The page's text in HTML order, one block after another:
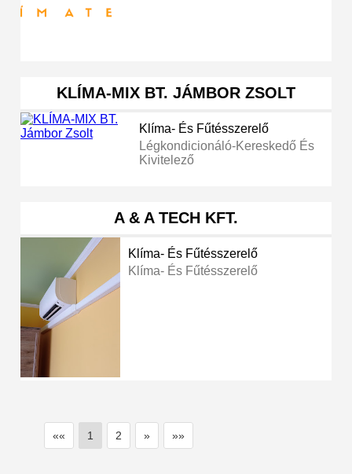
KLÍMA-MIX BT. JÁMBOR ZSOLT
Klíma- És Fűtésszerelő
Légkondicionáló-Kereskedő És
Kivitelező
A & A TECH KFT.
Klíma- És Fűtésszerelő
Klíma- És Fűtésszerelő
«« 1 2 » »»